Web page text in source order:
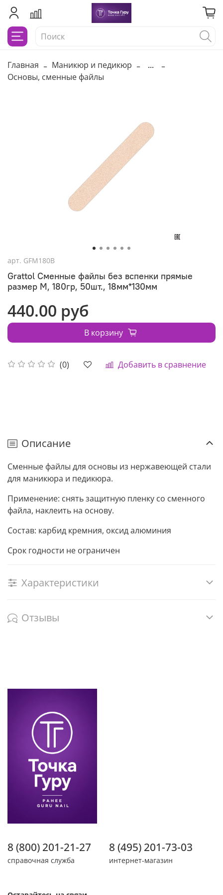
Главная Маникюр и педикюр
...
Основы, сменные файлы
арт. GFM180B
Grattol Сменные файлы без вспенки прямые
размер М, 180гр, 50шт., 18мм*130мм
(0) Добавить в сравнение
440.00 руб
В корзину
Описание
Сменные файлы для основы из нержавеющей стали
для маникюра и педикюра.
Применение: снять защитную пленку со сменного
файла, наклеить на основу.
Состав: карбид кремния, оксид алюминия
Срок годности не ограничен
Характеристики
Отзывы
8 (800) 201-21-27
справочная служба
8 (495) 201-73-03
интернет-магазин